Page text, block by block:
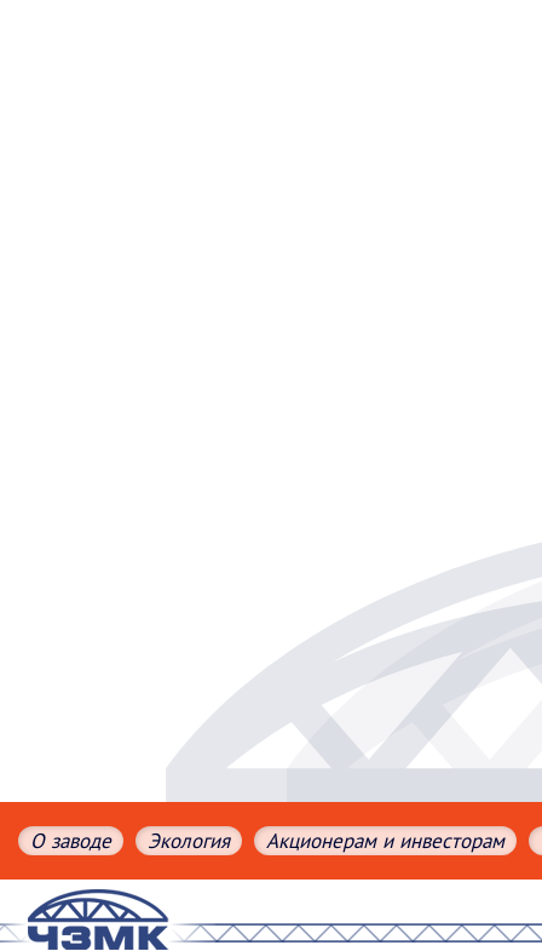
О заводе Экология Акционерам и инвесторам